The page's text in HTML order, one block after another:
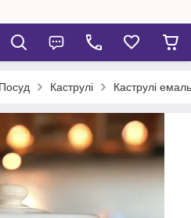
Посуд Каструлі Каструлі